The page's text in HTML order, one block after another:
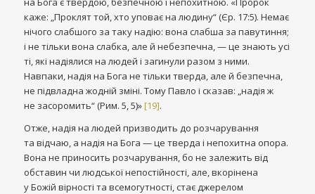
каже: „Проклят той, хто уповає на людину“ (Єр. 17:5). Немає
нічого слабшого за таку надію: вона слабша за павутиння;
і не тільки вона слабка, але й небезпечна, — це знають усі
ті, які надіялися на людей і загинули разом з ними.
Навпаки, надія на Бога не тільки тверда, але й безпечна,
не підвладна жодній зміні. Тому Павло і сказав: „надія ж
не засоромить“ (Рим. 5, 5)»[19].
Отже, надія на людей призводить до розчарування
та відчаю, а надія на Бога — це тверда і непохитна опора.
Вона не приносить розчарування, бо не залежить від
обставин чи людської непостійності, але, вкорінена
у Божій вірності та всемогутності, стає джерелом